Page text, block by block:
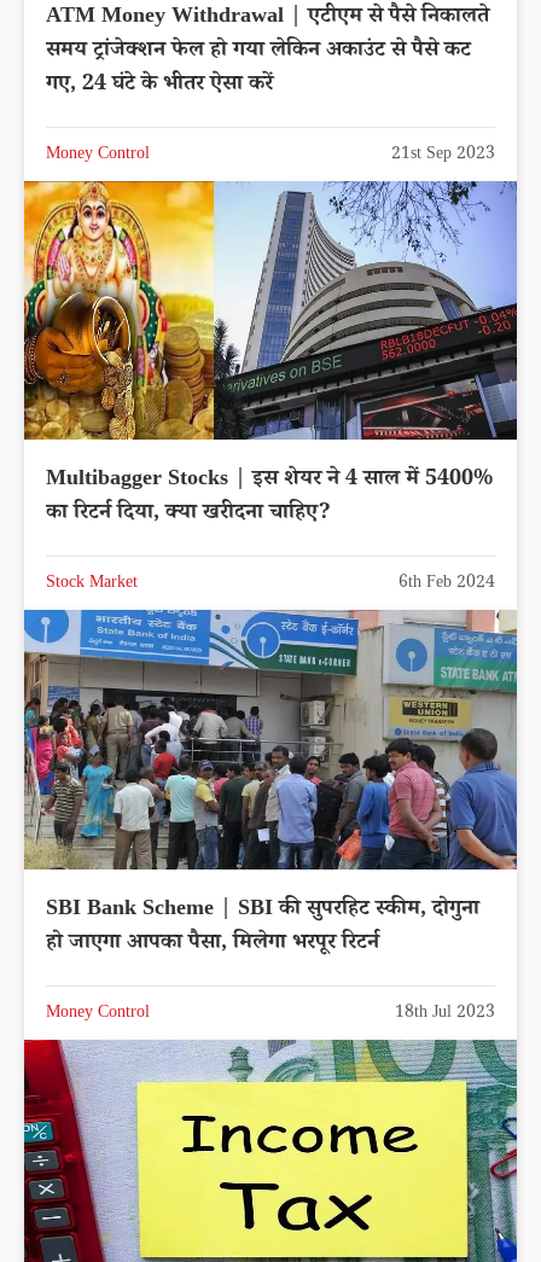
ATM Money Withdrawal | एटीएम से पैसे निकालते
समय ट्रांजेक्शन फेल हो गया लेकिन अकाउंट से पैसे कट
गए, 24 घंटे के भीतर ऐसा करें
Money Control 21st Sep 2023
Multibagger Stocks | इस शेयर ने 4 साल में 5400%
का रिटर्न दिया, क्या खरीदना चाहिए?
Stock Market 6th Feb 2024
SBI Bank Scheme | SBI की सुपरहिट स्कीम, दोगुना
हो जाएगा आपका पैसा, मिलेगा भरपूर रिटर्न
Money Control 18th Jul 2023